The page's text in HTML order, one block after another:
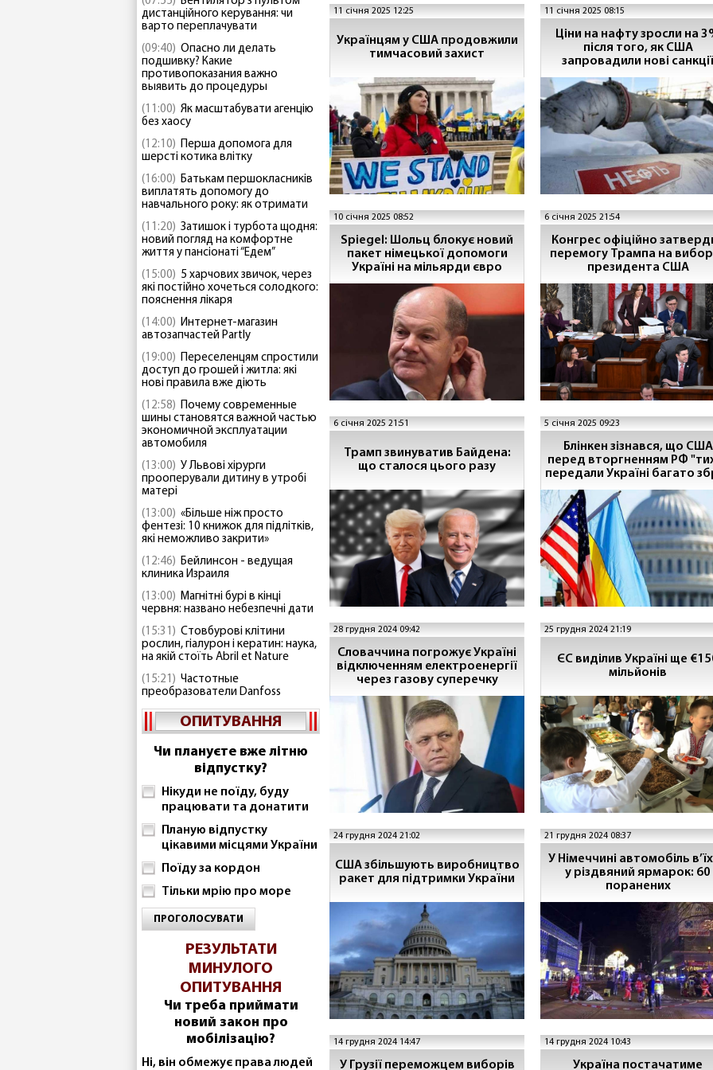
дистанційного керування: чи
варто переплачувати
(09:40) Опасно ли делать
подшивку? Какие
противопоказания важно
выявить до процедуры
(11:00) Як масштабувати агенцію
без хаосу
(12:10) Перша допомога для
шерсті котика влітку
(16:00) Батькам першокласників
виплатять допомогу до
навчального року: як отримати
(11:20) Затишок і турбота щодня:
новий погляд на комфортне
життя у пансіонаті “Едем”
(15:00) 5 харчових звичок, через
які постійно хочеться солодкого:
пояснення лікаря
(14:00) Интернет-магазин
автозапчастей Partly
(19:00) Переселенцям спростили
доступ до грошей і житла: які
нові правила вже діють
(12:58) Почему современные
шины становятся важной частью
экономичной эксплуатации
автомобиля
(13:00) У Львові хірурги
прооперували дитину в утробі
матері
(13:00) «Більше ніж просто
фентезі: 10 книжок для підлітків,
які неможливо закрити»
(12:46) Бейлинсон - ведущая
клиника Израиля
(13:00) Магнітні бурі в кінці
червня: названо небезпечні дати
(15:31) Стовбурові клітини
рослин, гіалурон і кератин: наука,
на якій стоїть Abril et Nature
(15:21) Частотные
преобразователи Danfoss
ОПИТУВАННЯ
Чи плануєте вже літню
відпустку?
Нікуди не поїду, буду
працювати та донатити
Планую відпустку
цікавими місцями України
Поїду за кордон
Тільки мрію про море
ПРОГОЛОСУВАТИ
РЕЗУЛЬТАТИ
МИНУЛОГО
ОПИТУВАННЯ
Чи треба приймати
новий закон про
мобілізацію?
Ні, він обмежує права людей
11 січня 2025 12:25
Українцям у США продовжили
тимчасовий захист
11 січня 2025 08:15
Ціни на нафту зросли на
після того, як США
запровадили нові санкції
проти РФ, - Reuters
10 січня 2025 08:52
Spiegel: Шольц блокує новий
пакет німецької допомоги
Україні на мільярди євро
6 січня 2025 21:54
Конгрес офіційно
перемогу Трампа на
президента США
6 січня 2025 21:51
Трамп звинуватив Байдена:
що сталося цього разу
5 січня 2025 09:23
Блінкен зізнався, що США
перед вторгненням РФ
передали Україні багато
28 грудня 2024 09:42
Словаччина погрожує Україні
відключенням електроенергії
через газову суперечку
25 грудня 2024 21:19
ЄС виділив Україні ще
мільйонів
24 грудня 2024 21:02
США збільшують виробництво
ракет для підтримки України
21 грудня 2024 08:37
У Німеччині автомобіль
у різдвяний ярмарок: 60
поранених
14 грудня 2024 14:47
У Грузії переможцем виборів
14 грудня 2024 10:43
Україна постачатиме